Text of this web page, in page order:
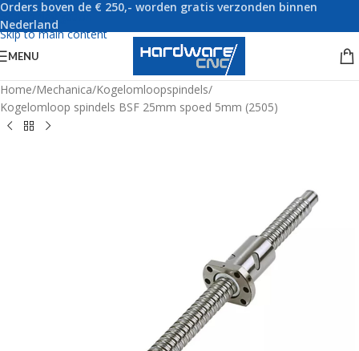
Skip to navigation
Skip to main content
Orders boven de € 250,- worden gratis verzonden binnen
Nederland
MENU
Home/Mechanica/Kogelomloopspindels/
Kogelomloop spindels BSF 25mm spoed 5mm (2505)